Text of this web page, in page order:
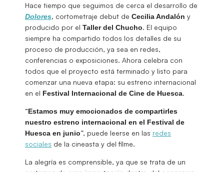
Hace tiempo que seguimos de cerca el desarrollo de
Dolores, cortometraje debut de Cecilia Andalón y
producido por el Taller del Chucho. El equipo
siempre ha compartido todos los detalles de su
proceso de producción, ya sea en redes,
conferencias o exposiciones. Ahora celebra con
todos que el proyecto está terminado y listo para
comenzar una nueva etapa: su estreno internacional
en el Festival Internacional de Cine de Huesca.
“Estamos muy emocionados de compartirles
nuestro estreno internacional en el Festival de
Huesca en junio”, puede leerse en las redes
sociales de la cineasta y del filme.
La alegría es comprensible, ya que se trata de un